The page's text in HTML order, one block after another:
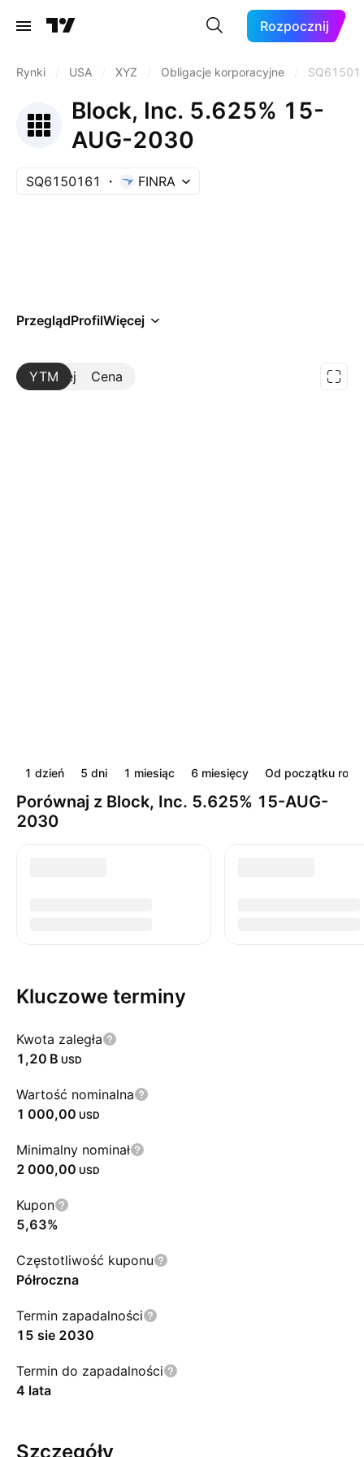
Rozpocznij
Rynki USA XYZ Obligacje korporacyjne
Block, Inc. 5.625% 15-
AUG-2030
SQ6150161 FINRA
PrzeglądProfilWięcej
YTM Cena
Więcej
1 dzień 5 dni 1 miesiąc 6 miesięcy Od początku roku
Porównaj z Block, Inc. 5.625% 15-AUG-
2030
Kluczowe terminy
Kwota zaległa
‪1,20 B‬ USD
Wartość nominalna
1 000,00 USD
Minimalny nominał
2 000,00 USD
Kupon
5,63%
Częstotliwość kuponu
Półroczna
Termin zapadalności
15 sie 2030
Termin do zapadalności
4 lata
Szczegóły